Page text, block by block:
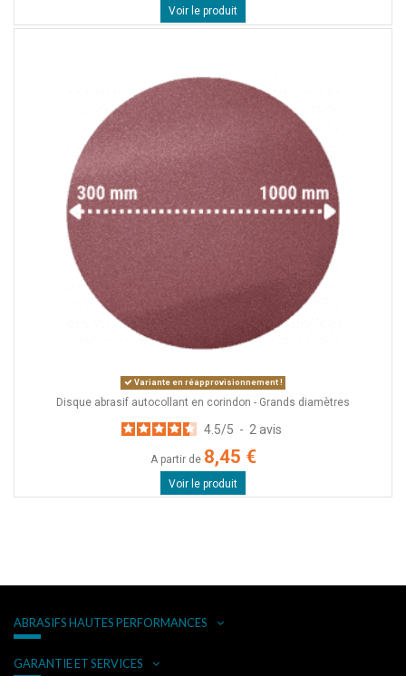
Voir le produit
Variante en réapprovisionnement !
Disque abrasif autocollant en corindon - Grands diamètres
4.5/5 - 2 avis
A partir de 8,45 €
Voir le produit
ABRASIFS HAUTES PERFORMANCES
GARANTIE ET SERVICES